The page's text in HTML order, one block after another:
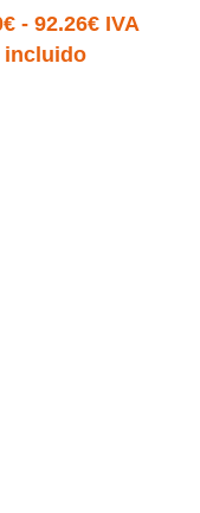
€ - 92.26€Rango
IVA
incluido